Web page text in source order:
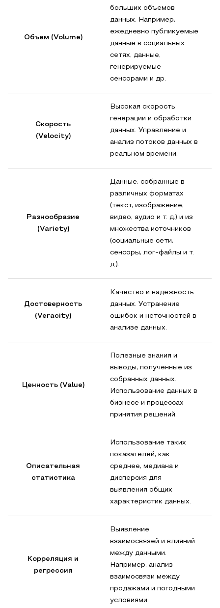
Объем (Volume)
больших объемов
данных. Например,
ежедневно публикуемые
данные в социальных
сетях, данные,
генерируемые
сенсорами и др.
Скорость
(Velocity)
Высокая скорость
генерации и обработки
данных. Управление и
анализ потоков данных в
реальном времени.
Разнообразие
(Variety)
Данные, собранные в
различных форматах
(текст, изображение,
видео, аудио и т. д.) и из
множества источников
(социальные сети,
сенсоры, лог-файлы и т.
д.).
Достоверность
(Veracity)
Качество и надежность
данных. Устранение
ошибок и неточностей в
анализе данных.
Ценность (Value)
Полезные знания и
выводы, полученные из
собранных данных.
Использование данных в
бизнесе и процессах
принятия решений.
Описательная
статистика
Использование таких
показателей, как
среднее, медиана и
дисперсия для
выявления общих
характеристик данных.
Корреляция и
регрессия
Выявление
взаимосвязей и влияний
между данными.
Например, анализ
взаимосвязи между
продажами и погодными
условиями.